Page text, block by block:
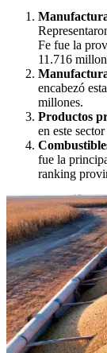
Fe fue la
11.716
encabezó
millones.
Productos
en este
fue la
ranking